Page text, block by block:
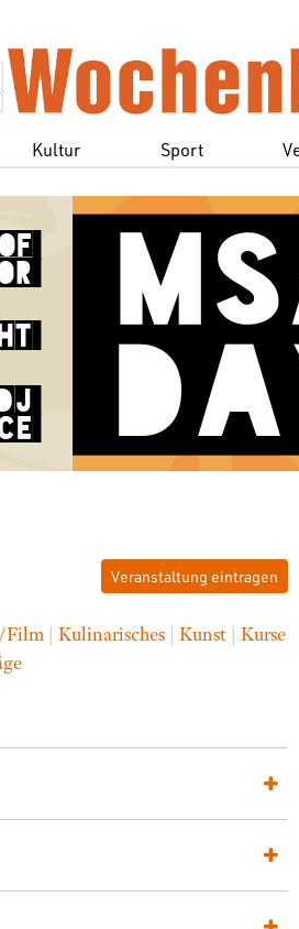
Kultur Sport
Veranstaltung eintragen
Film | Kulinarisches | Kunst | Kurse